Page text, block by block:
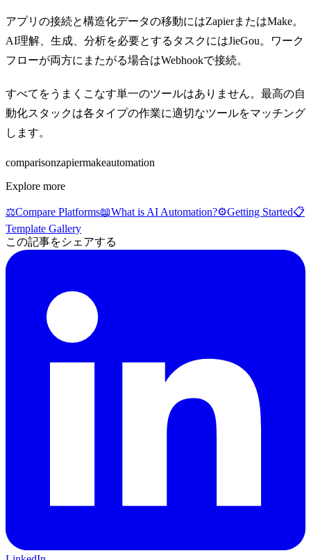
アプリの接続と構造化データの移動にはZapierまたはMake。
AI理解、生成、分析を必要とするタスクにはJieGou。ワーク
フローが両方にまたがる場合はWebhookで接続。
すべてをうまくこなす単一のツールはありません。最高の自
動化スタックは各タイプの作業に適切なツールをマッチング
します。
comparisonzapiermakeautomation
Explore more
⚖️Compare Platforms📖What is AI Automation?⚙️Getting Started📋
Template Gallery
この記事をシェアする